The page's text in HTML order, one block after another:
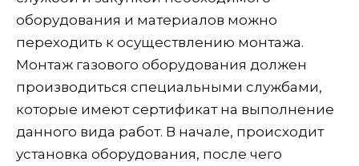
оборудования и материалов можно
переходить к осуществлению монтажа.
Монтаж газового оборудования должен
производиться специальными службами,
которые имеют сертификат на выполнение
данного вида работ. В начале, происходит
установка оборудования, после чего